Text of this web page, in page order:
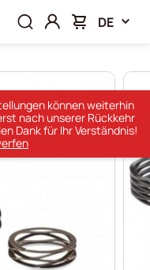
DE
können weiterhin
nach unserer Rückkehr
Dank für Ihr Verständnis!